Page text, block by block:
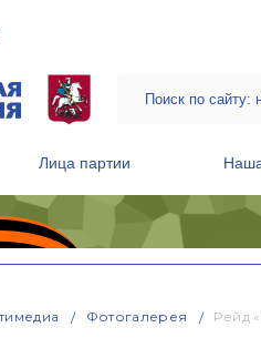
Лица партии
Фотогалерея Рейд